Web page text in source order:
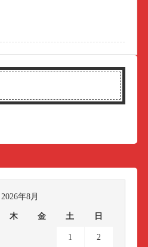
2026年8月
木 金 土 日
1 2